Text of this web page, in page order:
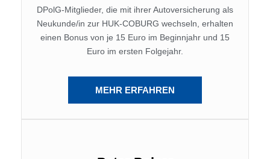
DPolG-Mitglieder, die mit ihrer Autoversicherung als
Neukunde/in zur HUK-COBURG wechseln, erhalten
einen Bonus von je 15 Euro im Beginnjahr und 15
Euro im ersten Folgejahr.
MEHR ERFAHREN